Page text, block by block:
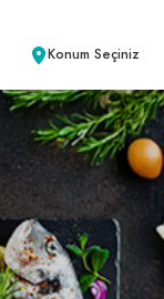
Konum Seçiniz